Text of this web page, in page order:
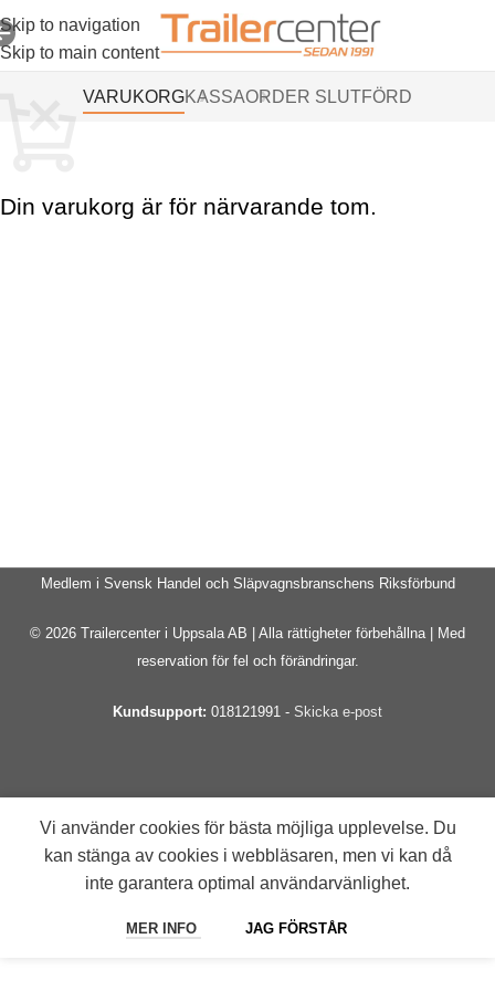
Skip to navigation
Skip to main content
VARUKORGKASSAORDER SLUTFÖRD
Din varukorg är för närvarande tom.
Medlem i Svensk Handel och Släpvagnsbranschens Riksförbund
© 2026 Trailercenter i Uppsala AB | Alla rättigheter förbehållna | Med
reservation för fel och förändringar.
Kundsupport: 018121991 - Skicka e-post
Vi använder cookies för bästa möjliga upplevelse. Du
kan stänga av cookies i webbläsaren, men vi kan då
inte garantera optimal användarvänlighet.
MER INFO JAG FÖRSTÅR